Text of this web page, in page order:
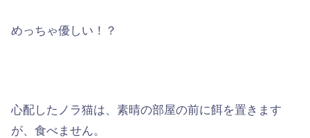
めっちゃ優しい！？
心配したノラ猫は、素晴の部屋の前に餌を置きます
が、食べません。